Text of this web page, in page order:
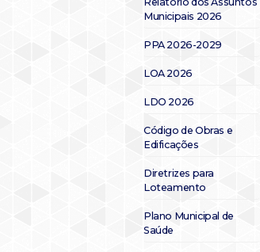
Municipais 2026
PPA 2026-2029
LOA 2026
LDO 2026
Código de Obras e
Edificações
Diretrizes para
Loteamento
Plano Municipal de
Saúde